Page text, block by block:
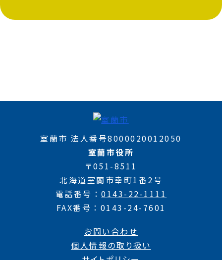
室蘭市 法人番号8000020012050
室蘭市役所
〒051-8511
北海道室蘭市幸町1番2号
電話番号
0143-22-1111
FAX番号
0143-24-7601
お問い合わせ
個人情報の取り扱い